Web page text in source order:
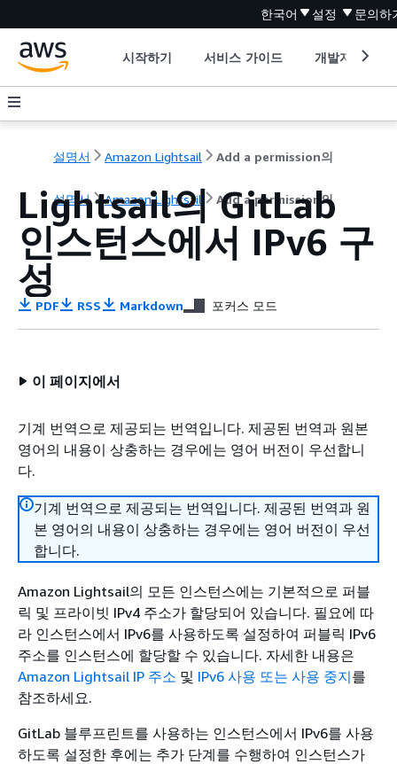
한국어 설정 문의하
시작하기 서비스 가이드 개발자 도구
설명서 Amazon Lightsail Add a permission의
설명서 Amazon Lightsail Add a permission의
Lightsail의 GitLab
인스턴스에서 IPv6 구
성
PDF RSS Markdown 포커스 모드
이 페이지에서
기계 번역으로 제공되는 번역입니다. 제공된 번역과 원본
영어의 내용이 상충하는 경우에는 영어 버전이 우선합니
다.
기계 번역으로 제공되는 번역입니다. 제공된 번역과 원
본 영어의 내용이 상충하는 경우에는 영어 버전이 우선
합니다.
Amazon Lightsail의 모든 인스턴스에는 기본적으로 퍼블
릭 및 프라이빗 IPv4 주소가 할당되어 있습니다. 필요에 따
라 인스턴스에서 IPv6를 사용하도록 설정하여 퍼블릭 IPv6
주소를 인스턴스에 할당할 수 있습니다. 자세한 내용은
Amazon Lightsail IP 주소 및 IPv6 사용 또는 사용 중지를
참조하세요.
GitLab 블루프린트를 사용하는 인스턴스에서 IPv6를 사용
하도록 설정한 후에는 추가 단계를 수행하여 인스턴스가